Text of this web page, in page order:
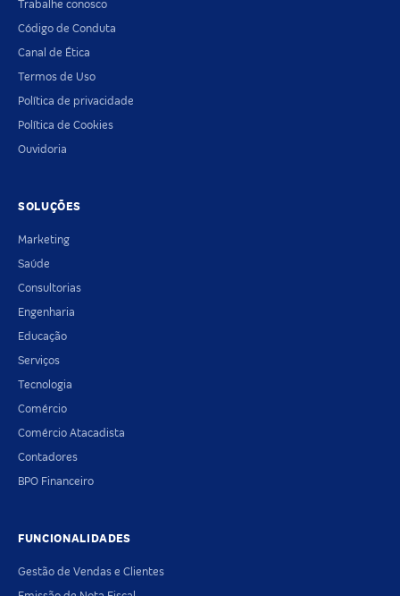
Trabalhe conosco
Código de Conduta
Canal de Ética
Termos de Uso
Política de privacidade
Política de Cookies
Ouvidoria
SOLUÇÕES
Marketing
Saúde
Consultorias
Engenharia
Educação
Serviços
Tecnologia
Comércio
Comércio Atacadista
Contadores
BPO Financeiro
FUNCIONALIDADES
Gestão de Vendas e Clientes